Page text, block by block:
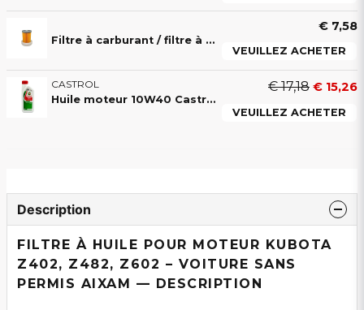
Filtre à carburant / filtre à gasoil pour voiture sans permis Aixam – moteurs Kubota Z402, Z482 & Z602
€ 7,58
VEUILLEZ ACHETER
CASTROL
Huile moteur 10W40 Castrol pour voiture sans permis
€ 17,18 € 15,26
VEUILLEZ ACHETER
Description
FILTRE À HUILE POUR MOTEUR KUBOTA
Z402, Z482, Z602 – VOITURE SANS
PERMIS AIXAM — DESCRIPTION